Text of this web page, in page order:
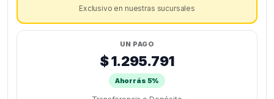
Exclusivo en nuestras sucursales
UN PAGO
$ 1.295.791
Ahorrás 5%